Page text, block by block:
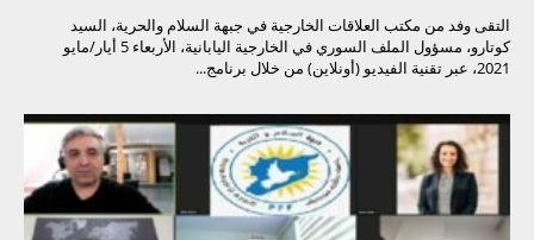
التقى وفد من مكتب العلاقات الخارجية في جبهة السلام والحرية، السيد
كوتارو، مسؤول الملف السوري في الخارجية اليابانية، الأربعاء 5 أيار/مايو
2021، عبر تقنية الفيديو (أونلاين) من خلال برنامج...